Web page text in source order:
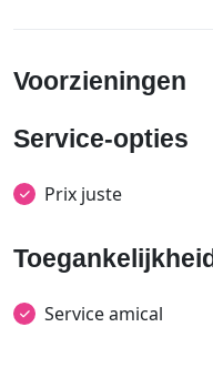
Voorzieningen
Service-opties
Prix juste
Service amical